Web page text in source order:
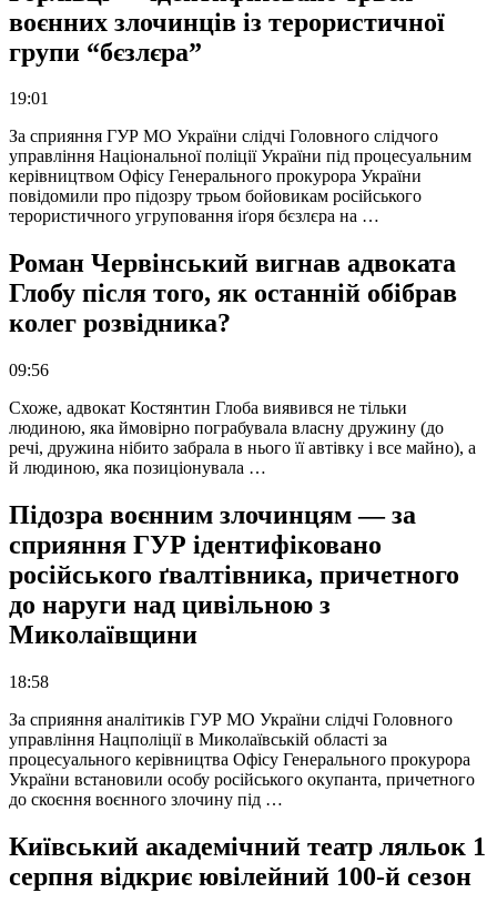
воєнних злочинців із терористичної
групи “бєзлєра”
19:01
За сприяння ГУР МО України слідчі Головного слідчого
управління Національної поліції України під процесуальним
керівництвом Офісу Генерального прокурора України
повідомили про підозру трьом бойовикам російського
терористичного угруповання іґоря бєзлєра на …
Роман Червінський вигнав адвоката
Глобу після того, як останній обібрав
колег розвідника?
09:56
Схоже, адвокат Костянтин Глоба виявився не тільки
людиною, яка ймовірно пограбувала власну дружину (до
речі, дружина нібито забрала в нього її автівку і все майно), а
й людиною, яка позиціонувала …
Підозра воєнним злочинцям — за
сприяння ГУР ідентифіковано
російського ґвалтівника, причетного
до наруги над цивільною з
Миколаївщини
18:58
За сприяння аналітиків ГУР МО України слідчі Головного
управління Нацполіції в Миколаївській області за
процесуального керівництва Офісу Генерального прокурора
України встановили особу російського окупанта, причетного
до скоєння воєнного злочину під …
Київський академічний театр ляльок 1
серпня відкриє ювілейний 100-й сезон